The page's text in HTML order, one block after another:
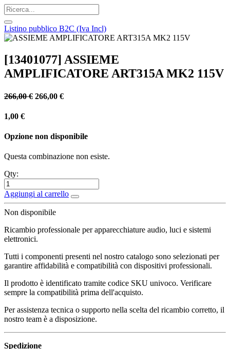
Listino pubblico B2C (Iva Incl)
[13401077] ASSIEME
AMPLIFICATORE ART315A MK2 115V
266,00€ 266,00 €
1,00 €
Opzione non disponibile
Questa combinazione non esiste.
Qty:
Aggiungi al carrello
Non disponibile
Ricambio professionale per apparecchiature audio, luci e sistemi
elettronici.
Tutti i componenti presenti nel nostro catalogo sono selezionati per
garantire affidabilità e compatibilità con dispositivi professionali.
Il prodotto è identificato tramite codice SKU univoco. Verificare
sempre la compatibilità prima dell'acquisto.
Per assistenza tecnica o supporto nella scelta del ricambio corretto, il
nostro team è a disposizione.
Spedizione